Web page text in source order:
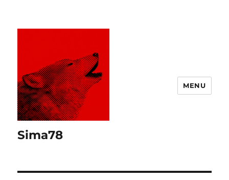
Sima78
MENU